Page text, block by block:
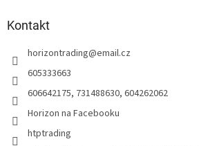
Kontakt
horizontrading@email.cz
605333663
606642175, 731488630, 604262062
Horizon na Facebooku
htptrading